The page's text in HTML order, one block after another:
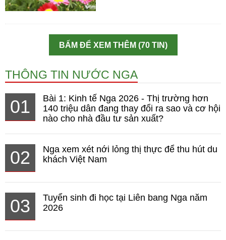
BẤM ĐỂ XEM THÊM (70 TIN)
THÔNG TIN NƯỚC NGA
01
Bài 1: Kinh tế Nga 2026 - Thị trường hơn
140 triệu dân đang thay đổi ra sao và cơ hội
nào cho nhà đầu tư sản xuất?
02
Nga xem xét nới lỏng thị thực để thu hút du
khách Việt Nam
03
Tuyển sinh đi học tại Liên bang Nga năm
2026